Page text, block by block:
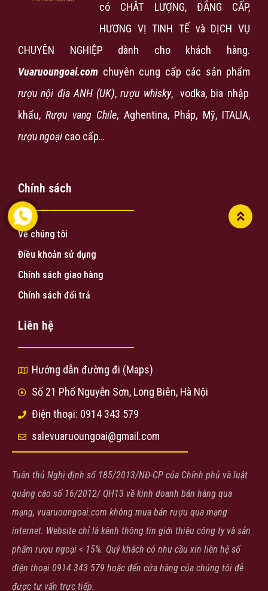
có CHÂT LƯỢNG, ĐẲNG CẤP,
HƯƠNG VỊ TINH TẾ và DỊCH VỤ
CHUYÊN NGHIỆP dành cho khách hàng.
Vuaruoungoai.com chuyên cung cấp các sản phẩm
rượu nội địa ANH (UK),rượu whisky, vodka, bia nhập
khẩu,Rượu vang Chile, Aghentina, Pháp, Mỹ, ITALIA,
rượu ngoại cao cấp…
Chính sách
Về chúng tôi
Điều khoản sử dụng
Chính sách giao hàng
Chính sách đổi trả
Liên hệ
Hướng dẫn đường đi (Maps)
Số 21 Phố Nguyễn Sơn, Long Biên, Hà Nội
Điện thoại: 0914 343 579
salevuaruoungoai@gmail.com
Tuân thủ Nghị định số 185/2013/NĐ-CP của Chính phủ và luật
quảng cáo số 16/2012/ QH13 về kinh doanh bán hàng qua
mạng, vuaruoungoai.com không mua bán rượu qua mạng
internet. Website chỉ là kênh thông tin giới thiệu công ty và sản
phẩm rượu ngoại < 15%. Quý khách có nhu cầu xin liên hệ số
điện thoại 0914 343 579 hoặc đến cửa hàng của chúng tôi đễ
được tư vấn trực tiếp.